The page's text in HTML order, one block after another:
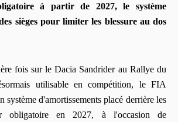
à partir de 2027, le système
sièges pour limiter les blessure au dos
fois sur le Dacia Sandrider au Rallye du
utilisable en compétition, le FIA
système d'amortissements placé derrière les
obligatoire en 2027, à l'occasion de